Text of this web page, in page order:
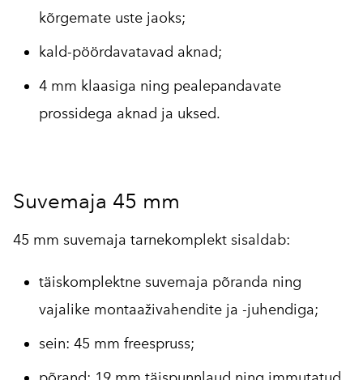
kõrgemate uste jaoks;
kald-pöördavatavad aknad;
4 mm klaasiga ning pealepandavate
prossidega aknad ja uksed.
Suvemaja 45 mm
45 mm suvemaja tarnekomplekt sisaldab:
täiskomplektne suvemaja põranda ning
vajalike montaaživahendite ja -juhendiga;
sein: 45 mm freespruss;